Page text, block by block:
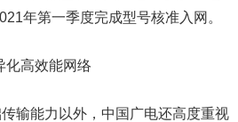
年第一季度完成型号核准入网。
化高效能网络
输能力以外，中国广电还高度重视